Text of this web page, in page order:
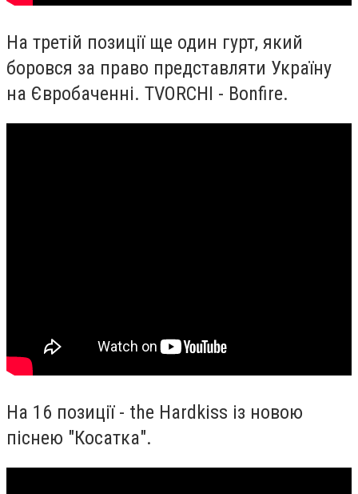
На третій позиції ще один гурт, який
боровся за право представляти Україну
на Євробаченні. TVORCHI - Bonfire.
На 16 позиції - the Hardkiss із новою
піснею "Косатка".